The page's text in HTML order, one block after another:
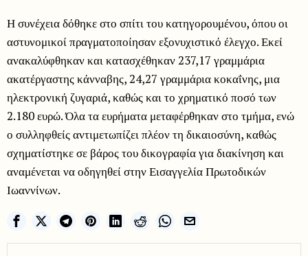
Η συνέχεια δόθηκε στο σπίτι του κατηγορουμένου, όπου οι
αστυνομικοί πραγματοποίησαν εξονυχιστικό έλεγχο. Εκεί
ανακαλύφθηκαν και κατασχέθηκαν 237,17 γραμμάρια
ακατέργαστης κάνναβης, 24,27 γραμμάρια κοκαΐνης, μια
ηλεκτρονική ζυγαριά, καθώς και το χρηματικό ποσό των
2.180 ευρώ. Όλα τα ευρήματα μεταφέρθηκαν στο τμήμα, ενώ
ο συλληφθείς αντιμετωπίζει πλέον τη δικαιοσύνη, καθώς
σχηματίστηκε σε βάρος του δικογραφία για διακίνηση και
αναμένεται να οδηγηθεί στην Εισαγγελία Πρωτοδικών
Ιωαννίνων.